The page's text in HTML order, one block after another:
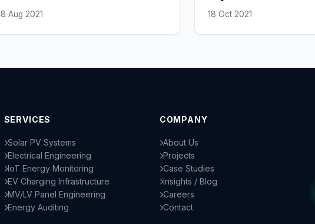
8 Aug 2021 18 Oct 2021
SERVICES
Solar PV Systems
Electrical Engineering
IoT Energy Monitoring
EV Charging Infrastructure
MV/LV Panel Engineering
Energy Auditing
COMPANY
About Us
Projects
Case Studies
Insights / Blog
Careers
Contact